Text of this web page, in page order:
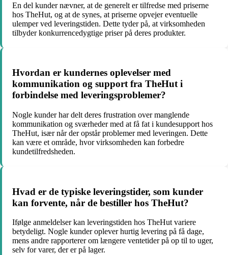
En del kunder nævner, at de generelt er tilfredse med priserne
hos TheHut, og at de synes, at priserne opvejer eventuelle
ulemper ved leveringstiden. Dette tyder på, at virksomheden
tilbyder konkurrencedygtige priser på deres produkter.
Hvordan er kundernes oplevelser med
kommunikation og support fra TheHut i
forbindelse med leveringsproblemer?
Nogle kunder har delt deres frustration over manglende
kommunikation og sværheder med at få fat i kundesupport hos
TheHut, især når der opstår problemer med leveringen. Dette
kan være et område, hvor virksomheden kan forbedre
kundetilfredsheden.
Hvad er de typiske leveringstider, som kunder
kan forvente, når de bestiller hos TheHut?
Ifølge anmeldelser kan leveringstiden hos TheHut variere
betydeligt. Nogle kunder oplever hurtig levering på få dage,
mens andre rapporterer om længere ventetider på op til to uger,
selv for varer, der er på lager.